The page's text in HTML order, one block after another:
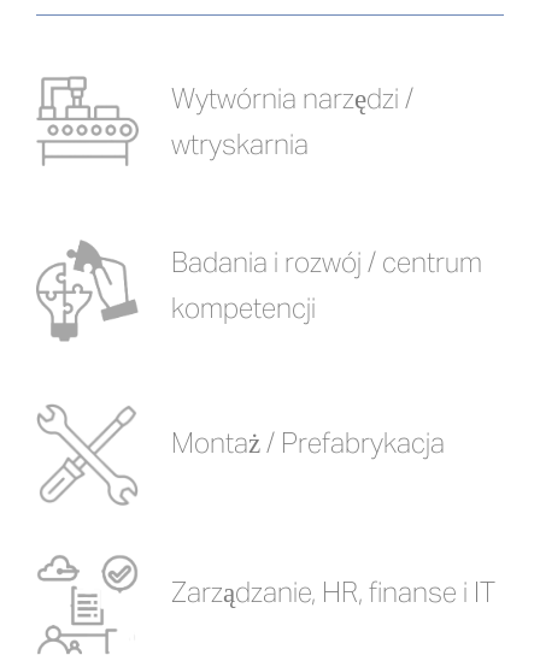
Wytwórnia narzędzi /
wtryskarnia
Badania i rozwój / centrum
kompetencji
Montaż / Prefabrykacja
Zarządzanie, HR, finanse i IT